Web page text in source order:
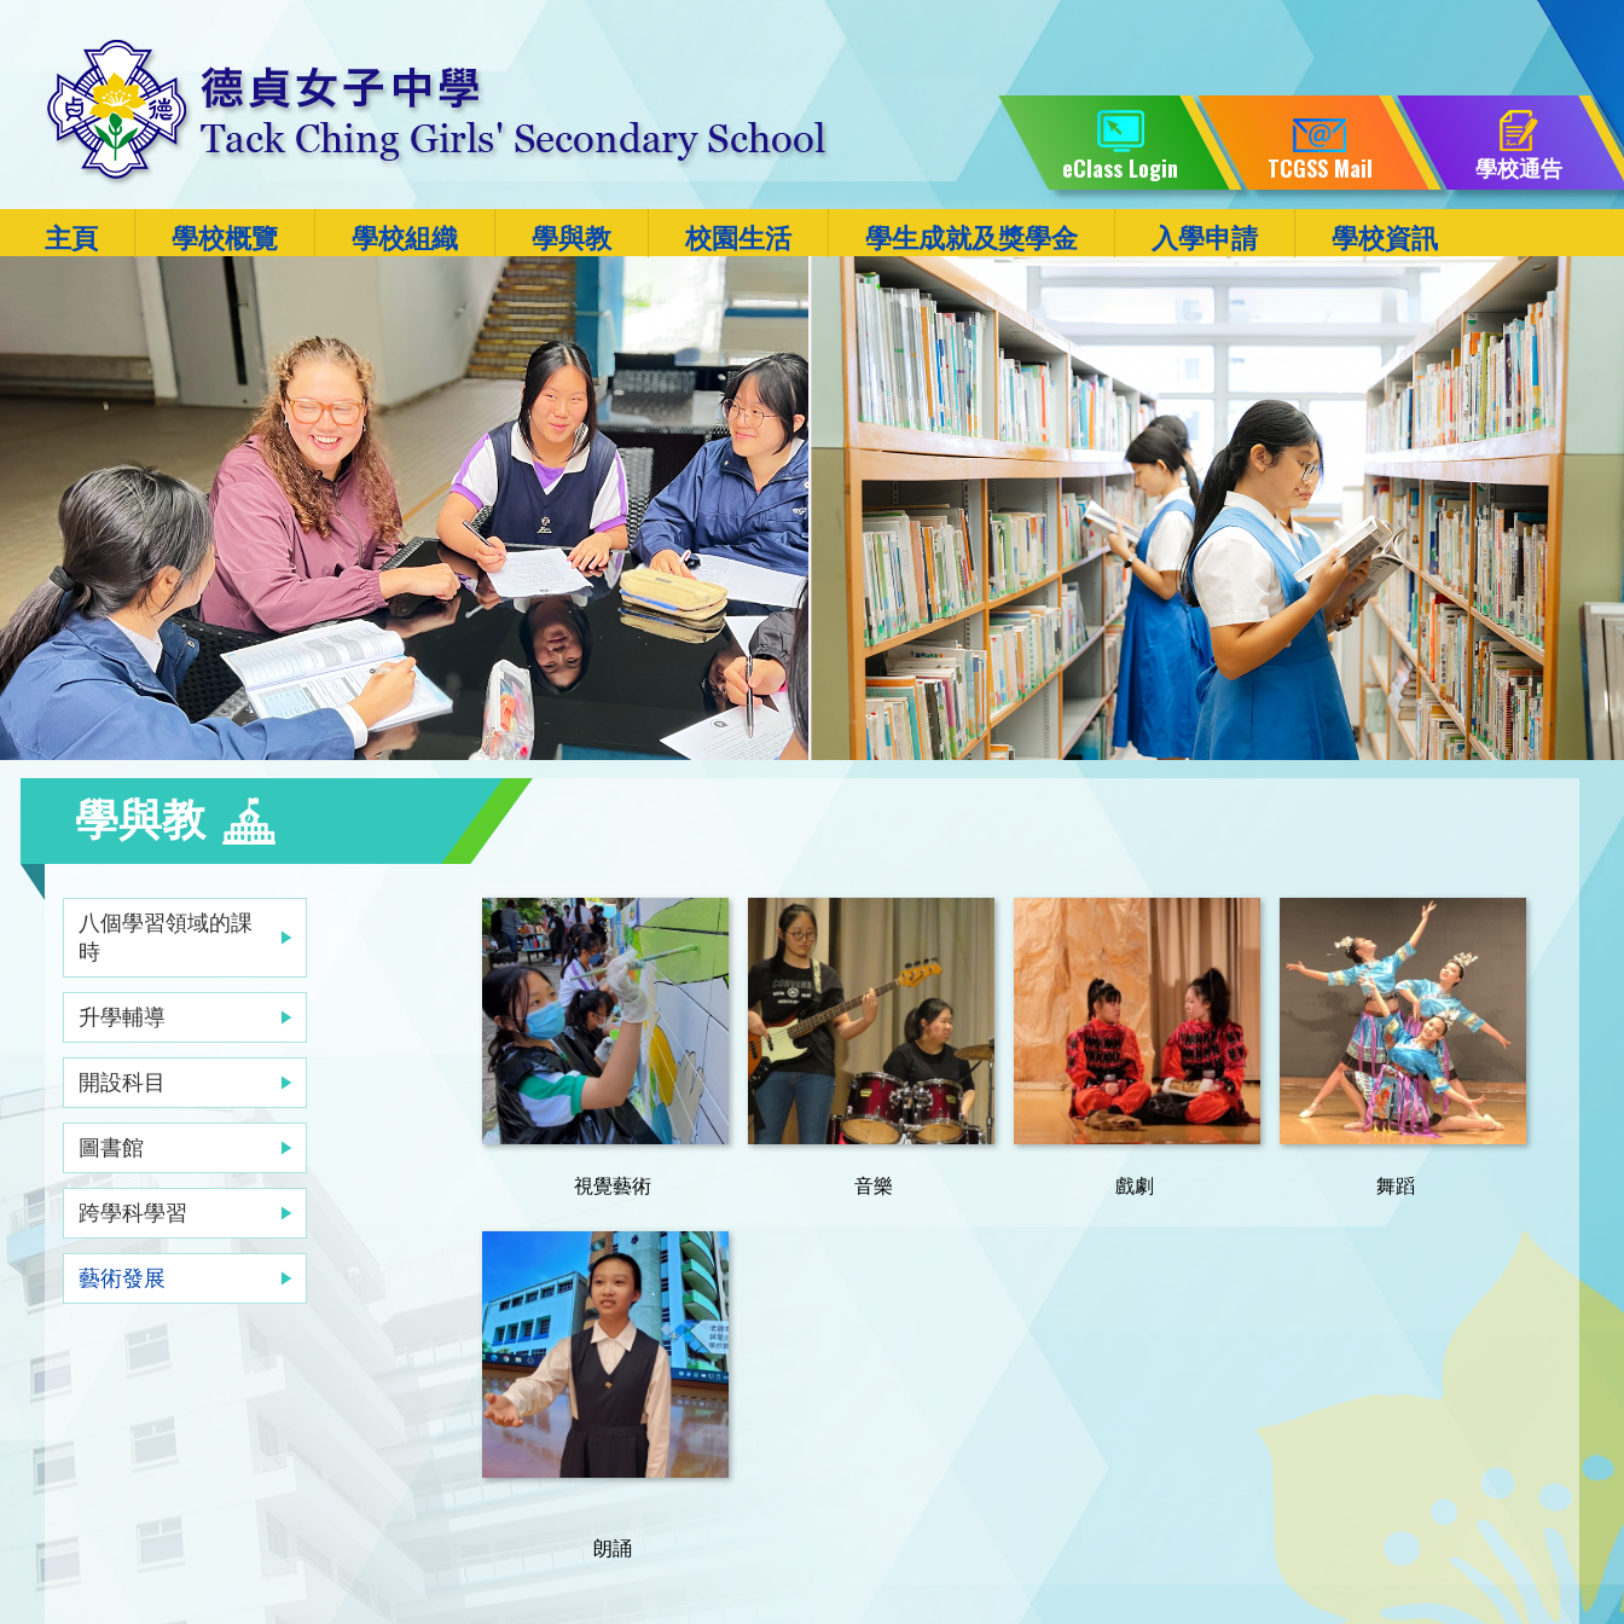
主頁 學校概覽 學校組織 學與教 校園生活 學生成就及獎學金 入學申請 學校資訊
eClass Login TCGSS Mail 學校通告
學與教
八個學習領域的課
時
升學輔導
開設科目
圖書館
跨學科學習
藝術發展
視覺藝術 音樂 戲劇 舞蹈
朗誦